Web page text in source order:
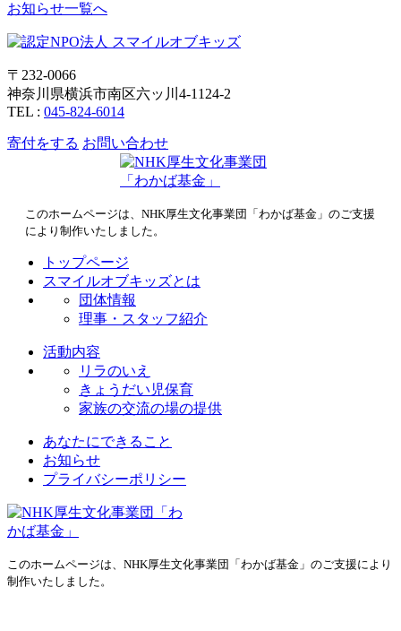
お知らせ一覧へ
〒232-0066
神奈川県横浜市南区六ッ川4-1124-2
TEL : 045-824-6014
寄付をする お問い合わせ
このホームページは、NHK厚生文化事業団「わかば基金」のご支援
により制作いたしました。
トップページ
スマイルオブキッズとは
団体情報
理事・スタッフ紹介
活動内容
リラのいえ
きょうだい児保育
家族の交流の場の提供
あなたにできること
お知らせ
プライバシーポリシー
このホームページは、NHK厚生文化事業団「わかば基金」のご支援により
制作いたしました。